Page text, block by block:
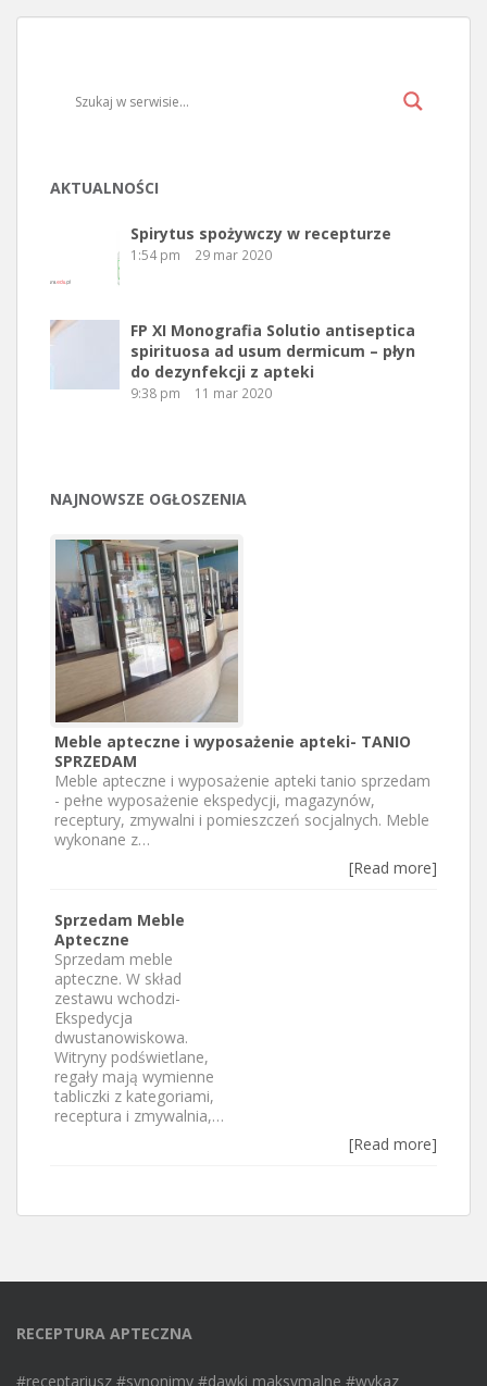
AKTUALNOŚCI
Spirytus spożywczy w recepturze
1:54 pm 29 mar 2020
FP XI Monografia Solutio antiseptica
spirituosa ad usum dermicum – płyn
do dezynfekcji z apteki
9:38 pm 11 mar 2020
NAJNOWSZE OGŁOSZENIA
Meble apteczne i wyposażenie apteki- TANIO
SPRZEDAM
Meble apteczne i wyposażenie apteki tanio sprzedam
- pełne wyposażenie ekspedycji, magazynów,
receptury, zmywalni i pomieszczeń socjalnych. Meble
wykonane z…
[Read more]
Sprzedam Meble
Apteczne
Sprzedam meble
apteczne. W skład
zestawu wchodzi-
Ekspedycja
dwustanowiskowa.
Witryny podświetlane,
regały mają wymienne
tabliczki z kategoriami,
receptura i zmywalnia,…
[Read more]
RECEPTURA APTECZNA
#receptariusz #synonimy #dawki maksymalne #wykaz